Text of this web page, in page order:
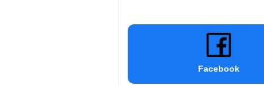
Facebook